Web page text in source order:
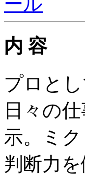
内 容
プロと
日々の
示。ミ
判断力